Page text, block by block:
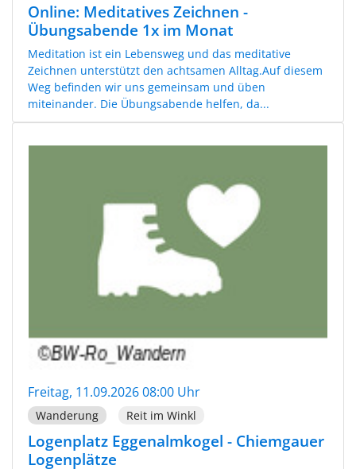
Online: Meditatives Zeichnen -
Übungsabende 1x im Monat
Meditation ist ein Lebensweg und das meditative
Zeichnen unterstützt den achtsamen Alltag.Auf diesem
Weg befinden wir uns gemeinsam und üben
miteinander. Die Übungsabende helfen, da...
Freitag, 11.09.2026 08:00 Uhr
Wanderung Reit im Winkl
Logenplatz Eggenalmkogel - Chiemgauer
Logenplätze